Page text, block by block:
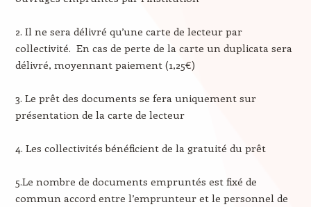
2. Il ne sera délivré qu’une carte de lecteur par
collectivité. En cas de perte de la carte un duplicata sera
délivré, moyennant paiement (1,25€)
3. Le prêt des documents se fera uniquement sur
présentation de la carte de lecteur
4. Les collectivités bénéficient de la gratuité du prêt
5.Le nombre de documents empruntés est fixé de
commun accord entre l’emprunteur et le personnel de